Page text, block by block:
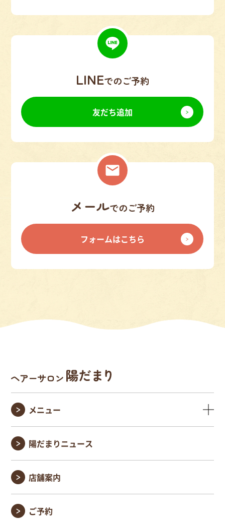
LINEでのご予約
友だち追加
メールでのご予約
フォームはこちら
メニュー
陽だまりニュース
店舗案内
ご予約